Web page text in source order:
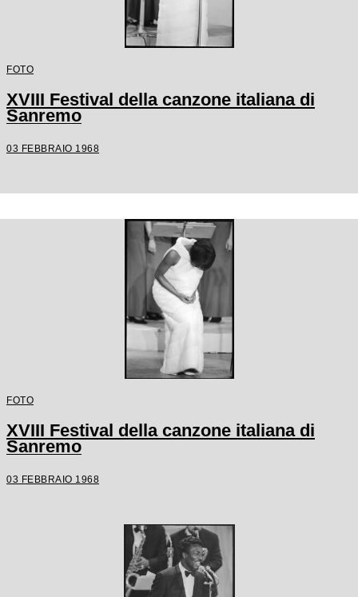
FOTO
XVIII Festival della canzone italiana di
Sanremo
03 FEBBRAIO 1968
FOTO
XVIII Festival della canzone italiana di
Sanremo
03 FEBBRAIO 1968